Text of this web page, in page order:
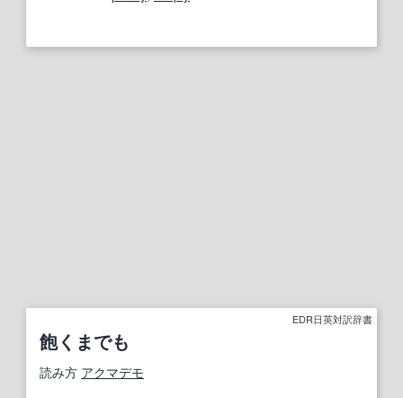
EDR日英対訳辞書
飽くまでも
読み方 アクマデモ